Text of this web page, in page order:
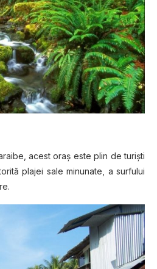
acest oraş este plin de turişti
plajei sale minunate, a surfului